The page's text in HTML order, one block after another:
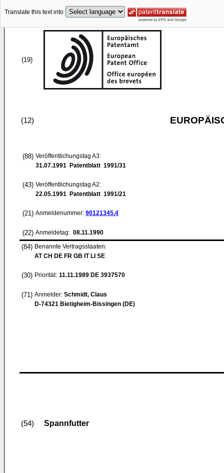
Translate this text into
(19)
(12)
(88) Veröffentlichungstag A3:
31.07.1991 Patentblatt 1991/31
(43) Veröffentlichungstag A2:
22.05.1991 Patentblatt 1991/21
(21) Anmeldenummer: 90121345.4
(22) Anmeldetag: 08.11.1990
(84) Benannte Vertragsstaaten:
AT CH DE FR GB IT LI SE
(30) Priorität: 11.11.1989 DE 3937570
(71) Anmelder: Schmidt, Claus
D-74321 Bietigheim-Bissingen (DE)
(54) Spannfutter